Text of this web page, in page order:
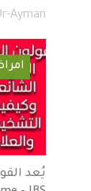
Ayman